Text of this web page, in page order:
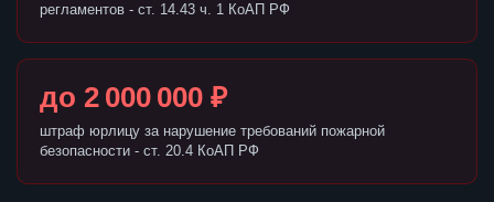
регламентов - ст. 14.43 ч. 1 КоАП РФ
до 2 000 000 ₽
штраф юрлицу за нарушение требований пожарной
безопасности - ст. 20.4 КоАП РФ